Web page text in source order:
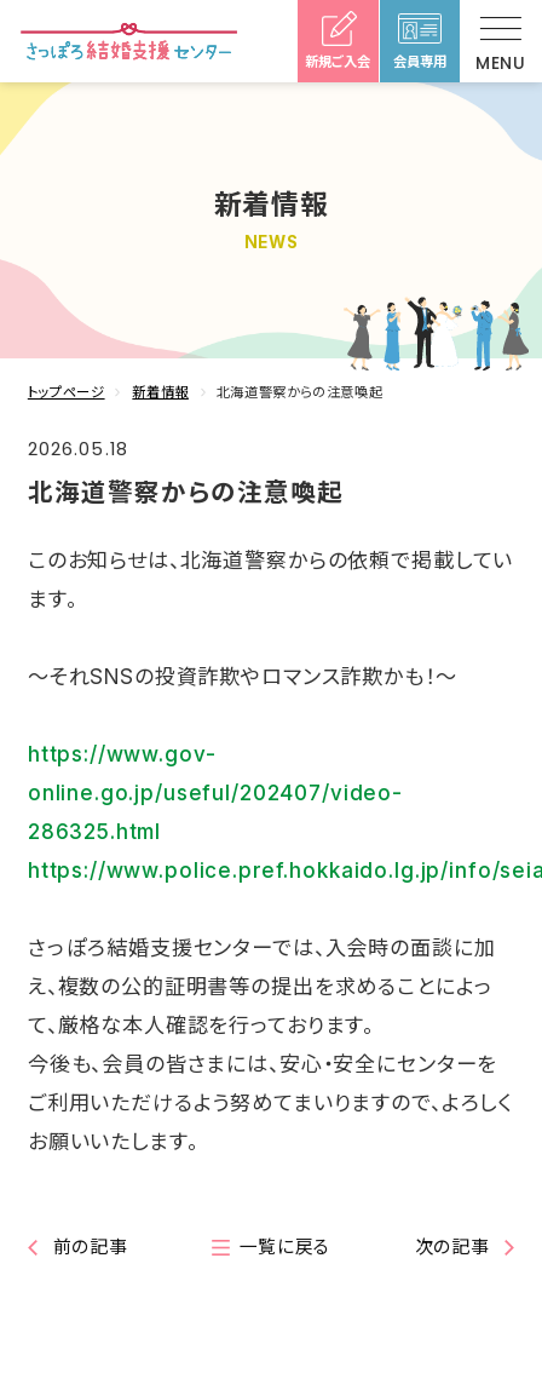
新規ご入会 会員専用
新着情報
NEWS
トップページ 新着情報 北海道警察からの注意喚起
2026.05.18
北海道警察からの注意喚起
このお知らせは、北海道警察からの依頼で掲載してい
ます。
～それSNSの投資詐欺やロマンス詐欺かも！～
https://www.gov-
online.go.jp/useful/202407/video-
286325.html
https://www.police.pref.hokkaido.lg.jp/info/
さっぽろ結婚支援センターでは、入会時の面談に加
え、複数の公的証明書等の提出を求めることによっ
て、厳格な本人確認を行っております。
今後も、会員の皆さまには、安心・安全にセンターを
ご利用いただけるよう努めてまいりますので、よろしく
お願いいたします。
前の記事 一覧に戻る 次の記事